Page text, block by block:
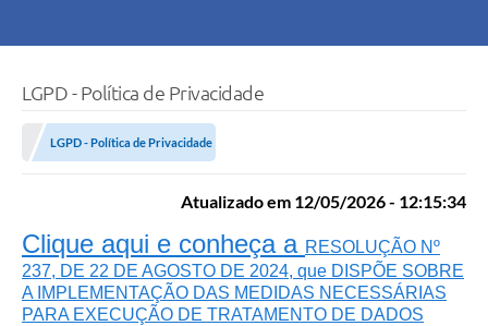
LGPD - Política de Privacidade
LGPD - Política de Privacidade
Atualizado em 12/05/2026 - 12:15:34
Clique aqui e conheça a RESOLUÇÃO Nº
237, DE 22 DE AGOSTO DE 2024, que DISPÕE SOBRE
A IMPLEMENTAÇÃO DAS MEDIDAS NECESSÁRIAS
PARA EXECUÇÃO DE TRATAMENTO DE DADOS